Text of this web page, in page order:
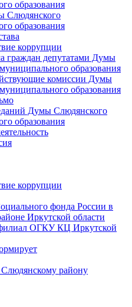
образования
Слюдянского
образования
коррупции
граждан депутатами Думы
образования
комиссии Думы
образования
Думы Слюдянского
образования
коррупции
фонда России в
Иркутской области
ОГКУ КЦ Иркутской
району